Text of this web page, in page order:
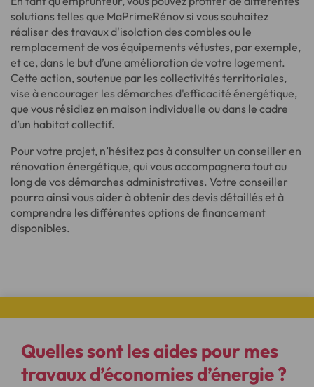
solutions telles que MaPrimeRénov si vous souhaitez
réaliser des travaux d'isolation des combles ou le
remplacement de vos équipements vétustes, par exemple,
et ce, dans le but d’une amélioration de votre logement.
Cette action, soutenue par les collectivités territoriales,
vise à encourager les démarches d'efficacité énergétique,
que vous résidiez en maison individuelle ou dans le cadre
d’un habitat collectif.
Pour votre projet, n’hésitez pas à consulter un conseiller en
rénovation énergétique, qui vous accompagnera tout au
long de vos démarches administratives. Votre conseiller
pourra ainsi vous aider à obtenir des devis détaillés et à
comprendre les différentes options de financement
disponibles.
Quelles sont lesaides pour mes
travaux d’économies d’énergie?